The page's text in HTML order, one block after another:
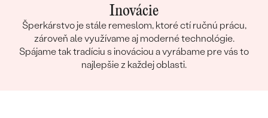
Inovácie
Šperkárstvo je stále remeslom, ktoré ctí ručnú prácu,
zároveň ale využívame aj moderné technológie.
Spájame tak tradíciu s inováciou a vyrábame pre vás to
najlepšie z každej oblasti.